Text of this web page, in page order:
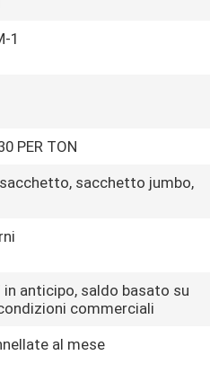
1
PER TON
sacchetto jumbo,
in anticipo, saldo basato su
commerciali
al mese